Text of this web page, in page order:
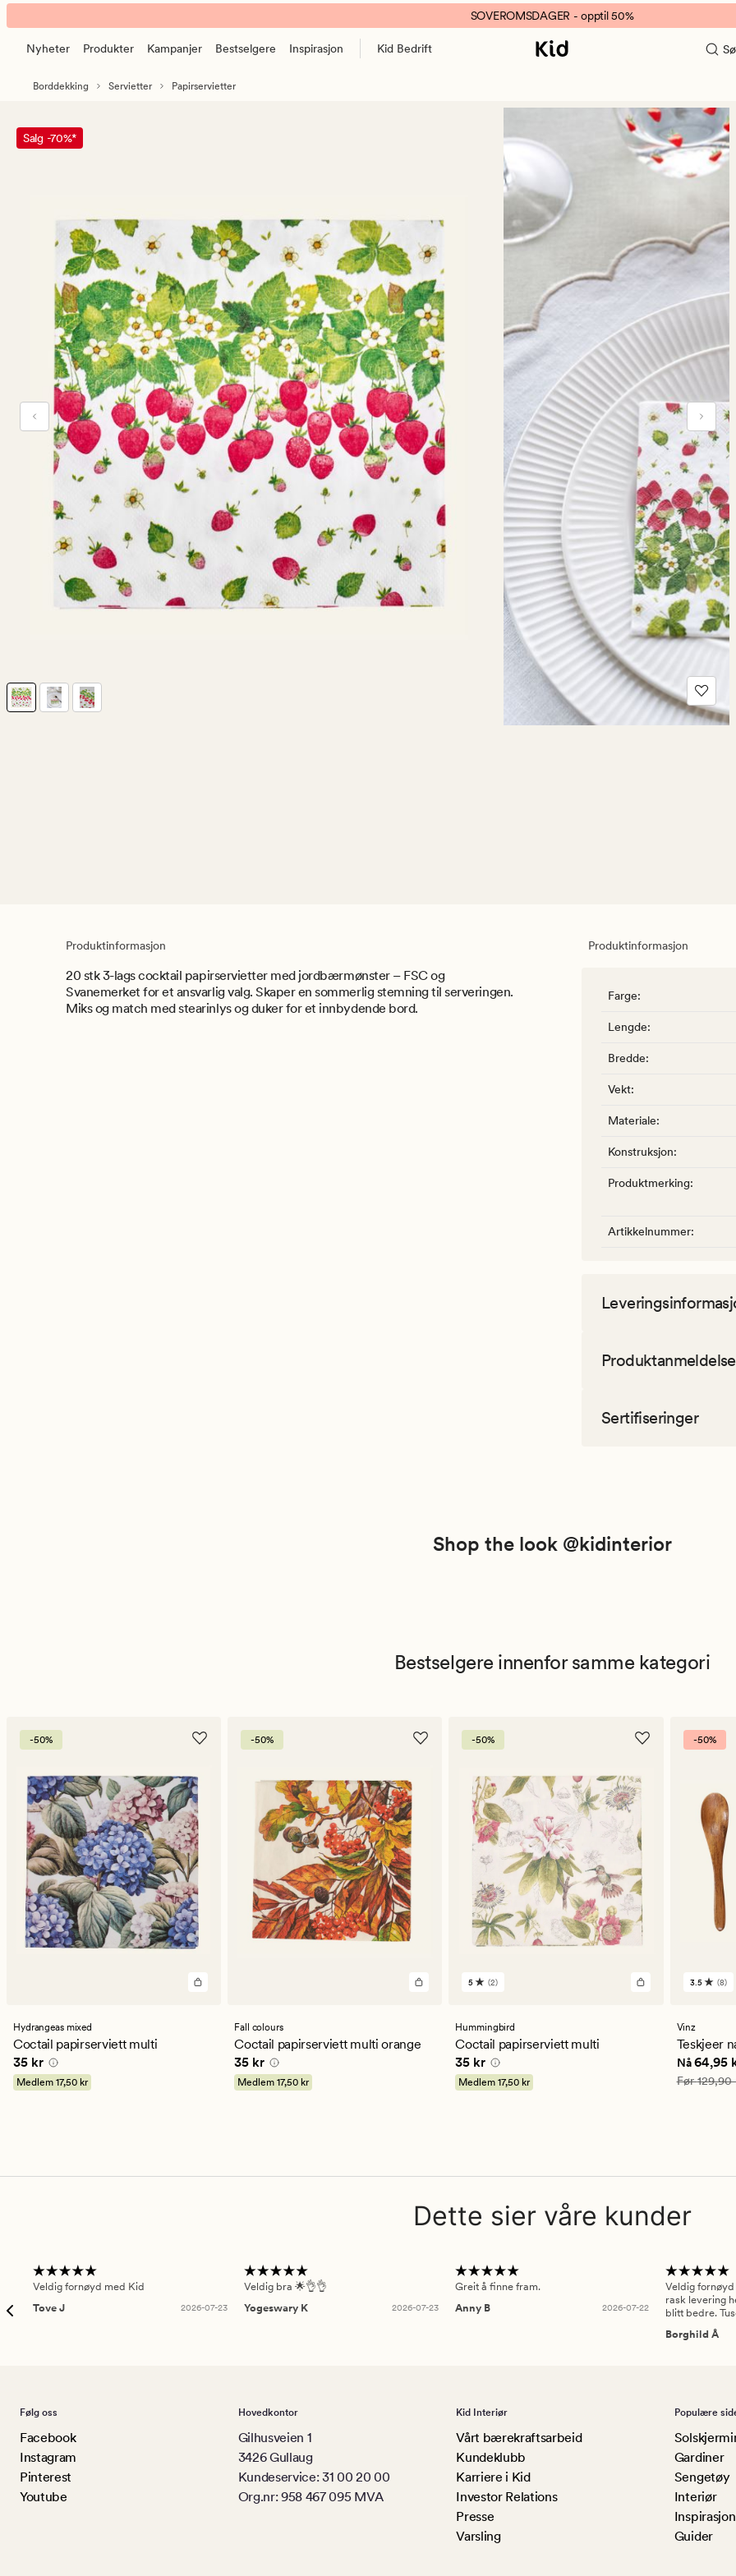
Strawberry
season
coctail
banner.
Klikk
pause.
SOVEROMSDAGER - opptil 50%
Nyheter Produkter Kampanjer Bestselgere Inspirasjon Kid Bedrift
Borddekking Servietter Papirservietter
Salg -70%*
Produktinformasjon
20 stk 3-lags cocktail papirservietter med jordbærmønster – FSC og
Svanemerket for et ansvarlig valg. Skaper en sommerlig stemning til serveringen.
Miks og match med stearinlys og duker for et innbydende bord.
Produktinformasjon
Farge:
Lengde:
Bredde:
Vekt:
Materiale:
Konstruksjon:
Produktmerking:
Artikkelnummer:
Sertifiseringer
Shop the look @kidinterior
Bestselgere innenfor samme kategori
-50%
Hydrangeas mixed
Coctail papirserviett multi
Pris 35 kr
35 kr
Medlem 17,50 kr
-50%
Fall colours
Coctail papirserviett multi orange
Pris 35 kr
35 kr
Medlem17,50 kr
-50%
2
en
gjennomsnittlig
vurdering
på
5
5 (2)
Hummingbird
Coctail papirserviett multi
Pris 35 kr
35 kr
Medlem17,50 kr
-50%
8
en
på
3.5
3.5 (8)
Vinz
Teskjeer
Nå 64,95
Vanlig pris
Før129,90
Dette sier våre kunder
Veldig fornøyd med Kid
Tove J
2026-07-23
Veldig bra 🌟👌👌
Yogeswary K
2026-07-23
Greit å finne fram.
Anny B
2026-07-22
Veldig
rask levering
blitt bedre.
Borghild Å
Følg oss
Facebook
Instagram
Pinterest
Youtube
Hovedkontor
Gilhusveien 1
3426 Gullaug
Kundeservice: 31 00 20 00
Org.nr: 958 467 095 MVA
Kid Interiør
Vårt bærekraftsarbeid
Kundeklubb
Karriere i Kid
Investor Relations
Presse
Varsling
Populære
Gardiner
Sengetøy
Interiør
Inspirasjon
Guider